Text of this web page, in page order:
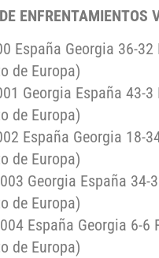
ENFRENTAMIENTOS
España Georgia 36-32
de Europa)
Georgia España 43-3
de Europa)
España Georgia 18-
de Europa)
Georgia España 34-
de Europa)
España Georgia 6-6
de Europa)